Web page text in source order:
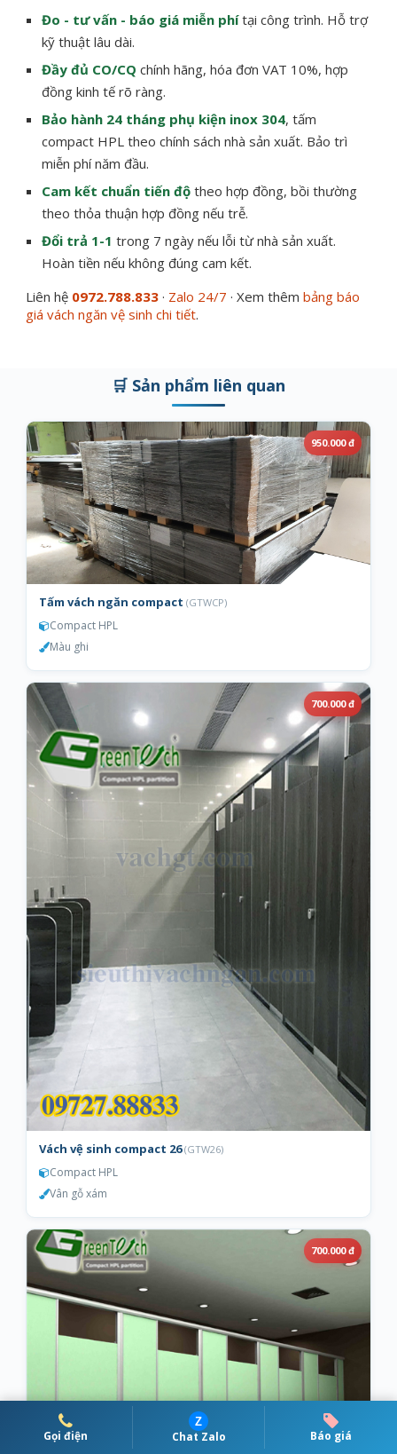
Gọi điện
Z
Chat Zalo Báo giá
Đo - tư vấn - báo giá miễn phítại công trình. Hỗ trợ
kỹ thuật lâu dài.
Đầy đủ CO/CQ chính hãng, hóa đơn VAT 10%, hợp
đồng kinh tế rõ ràng.
Bảo hành 24 tháng phụ kiện inox 304, tấm
compact HPL theo chính sách nhà sản xuất. Bảo trì
miễn phí năm đầu.
Cam kết chuẩn tiến độ theo hợp đồng, bồi thường
theo thỏa thuận hợp đồng nếu trễ.
Đổi trả 1-1 trong 7 ngày nếu lỗi từ nhà sản xuất.
Hoàn tiền nếu không đúng cam kết.
Liên hệ 0972.788.833 · Zalo 24/7 · Xem thêm bảng báo
giá vách ngăn vệ sinh chi tiết.
🛒 Sản phẩm liên quan
950.000 đ
Tấm vách ngăn compact (GTWCP)
Compact HPL
Màu ghi
700.000 đ
Vách vệ sinh compact 26(GTW26)
Compact HPL
Vân gỗ xám
700.000 đ